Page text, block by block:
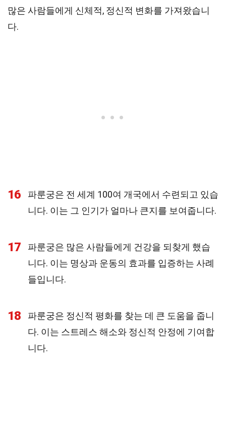
많은 사람들에게 신체적, 정신적 변화를 가져왔습니
다.
16
파룬궁은 전 세계 100여 개국에서 수련되고 있습
니다. 이는 그 인기가 얼마나 큰지를 보여줍니다.
17
파룬궁은 많은 사람들에게 건강을 되찾게 했습
니다. 이는 명상과 운동의 효과를 입증하는 사례
들입니다.
18
파룬궁은 정신적 평화를 찾는 데 큰 도움을 줍니
다. 이는 스트레스 해소와 정신적 안정에 기여합
니다.